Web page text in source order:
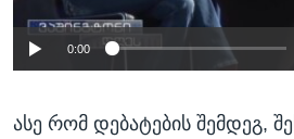
0:00
ასე რომ დებატების შემდეგ,